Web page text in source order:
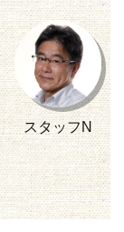
スタッフN